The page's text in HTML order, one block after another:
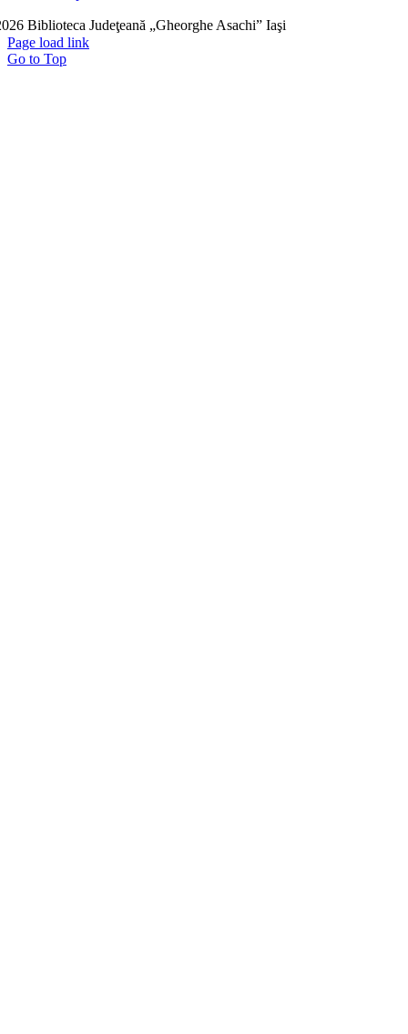
Biblioteca Judeţeană „Gheorghe Asachi” Iaşi
Page load link
Go to Top